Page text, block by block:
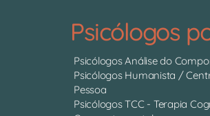
Psicólogos
Psicólogos Análise do
Psicólogos Humanista /
Pessoa
Psicólogos TCC - Terapia